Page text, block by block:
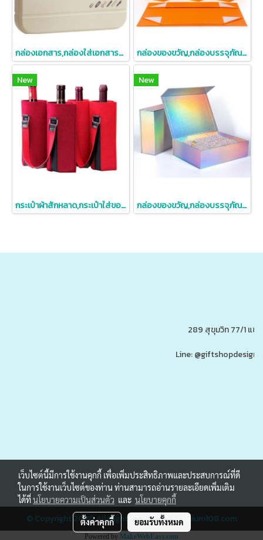
กล่องเอกสาร,กล่องใส่เอกสารA4 กล่องของขวัญ,กล่องบรรจุภัณฑ์,กล่องของขวัญสําเร็จรูป,กล่องใส่ของขวัญ,สวยๆ
New
กระเป๋าผ้าสักหลาด,กระเป๋าใส่ของขวัญ,กระเป๋าใส่ขวดไวน์,กระเป๋าใส่ขวดไวน์2ขวด
New
กล่องของขวัญ,กล่องบรรจุภัณฑ์,กล่องของขวัญสําเร็จรูป,กล่องใส่ของขวัญ,สวยๆ
289 สุขุมวิท 77/1 แข
Line:
© Copyright 2020 All Rights Reserved.premium108.com
Powered by MakeWebEasy.com
เว็บไซต์นี้มีการใช้งานคุกกี้ เพื่อเพิ่มประสิทธิภาพและประสบการณ์ที่ดี
ในการใช้งานเว็บไซต์ของท่าน ท่านสามารถอ่านรายละเอียดเพิ่มเติม
ได้ที่นโยบายความเป็นส่วนตัว และ นโยบายคุกกี้
ตั้งค่าคุกกี้ ยอมรับทั้งหมด